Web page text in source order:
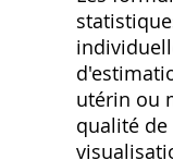
utérin ou
qualité